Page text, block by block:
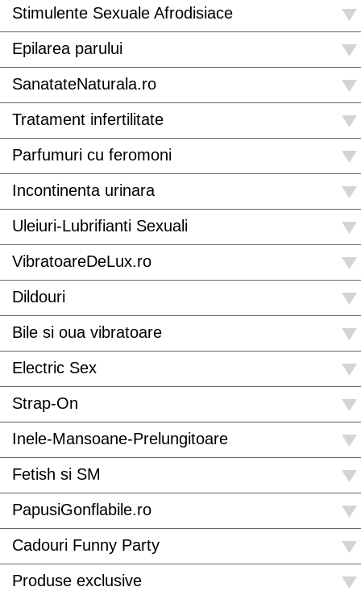
Stimulente Sexuale Afrodisiace
Epilarea parului
SanatateNaturala.ro
Tratament infertilitate
Parfumuri cu feromoni
Incontinenta urinara
Uleiuri-Lubrifianti Sexuali
VibratoareDeLux.ro
Dildouri
Bile si oua vibratoare
Electric Sex
Strap-On
Inele-Mansoane-Prelungitoare
Fetish si SM
PapusiGonflabile.ro
Cadouri Funny Party
Produse exclusive